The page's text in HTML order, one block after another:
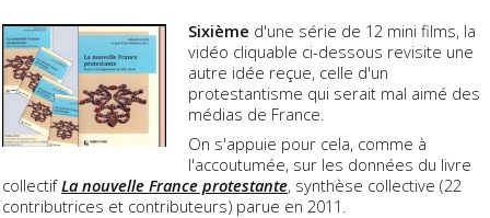
Sixième d'une série de 12 mini films, la
vidéo cliquable ci-dessous revisite une
autre idée reçue, celle d'un
protestantisme qui serait mal aimé des
médias de France.
On s'appuie pour cela, comme à
l'accoutumée, sur les données du livre
collectifLa nouvelle France protestante, synthèse collective (22
contributrices et contributeurs) parue en 2011.